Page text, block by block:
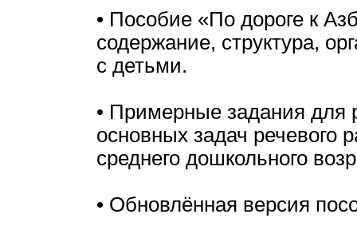
• Пособие «По дороге к
содержание, структура,
с детьми.
• Примерные задания для
основных задач речевого
среднего дошкольного
• Обновлённая версия